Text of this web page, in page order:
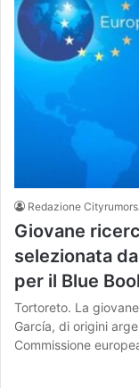
Redazione
Giovane
selezionata
per il Blue
Tortoreto. La
García, di origini
Commissione